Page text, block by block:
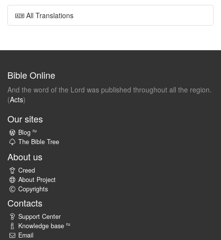
All Translations
Bible Online
And the word of the Lord was published throughout all the region.
(Acts)
Our sites
Blog ru
The Bible Tree
About us
Creed
About Project
Copyrights
Contacts
Support Center
Knowledge base ru
Email